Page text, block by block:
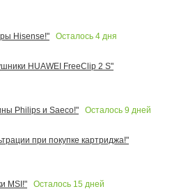
Hisense!"
Осталось 4 дня
HUAWEI FreeClip 2 S"
Philips и Saeco!"
Осталось 9 дней
при покупке картриджа!"
MSI!"
Осталось 15 дней